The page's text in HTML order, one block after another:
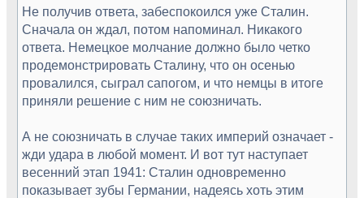
Не получив ответа, забеспокоился уже Сталин.
Сначала он ждал, потом напоминал. Никакого
ответа. Немецкое молчание должно было четко
продемонстрировать Сталину, что он осенью
провалился, сыграл сапогом, и что немцы в итоге
приняли решение с ним не союзничать.
А не союзничать в случае таких империй означает -
жди удара в любой момент. И вот тут наступает
весенний этап 1941: Сталин одновременно
показывает зубы Германии, надеясь хоть этим